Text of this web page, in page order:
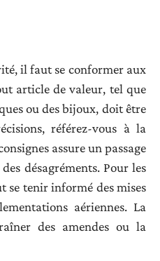
il faut se conformer aux
article de valeur, tel que
ou des bijoux, doit être
référez-vous à la
assure un passage
désagréments. Pour les
se tenir informé des mises
aériennes. La
des amendes ou la